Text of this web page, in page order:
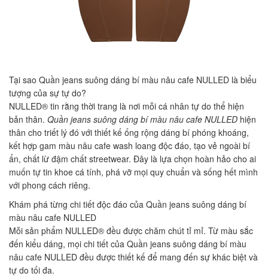
Tại sao Quần jeans suông dáng bí màu nâu cafe NULLED là biểu
tượng của sự tự do?
NULLED® tin rằng thời trang là nơi mỗi cá nhân tự do thể hiện
bản thân. Quần jeans suông dáng bí màu nâu cafe NULLED hiện
thân cho triết lý đó với thiết kế ống rộng dáng bí phóng khoáng,
kết hợp gam màu nâu cafe wash loang độc đáo, tạo vẻ ngoài bí
ẩn, chất lừ đậm chất streetwear. Đây là lựa chọn hoàn hảo cho ai
muốn tự tin khoe cá tính, phá vỡ mọi quy chuẩn và sống hết mình
với phong cách riêng.
Khám phá từng chi tiết độc đáo của Quần jeans suông dáng bí
màu nâu cafe NULLED
Mỗi sản phẩm NULLED® đều được chăm chút tỉ mỉ. Từ màu sắc
đến kiểu dáng, mọi chi tiết của Quần jeans suông dáng bí màu
nâu cafe NULLED đều được thiết kế để mang đến sự khác biệt và
tự do tối đa.